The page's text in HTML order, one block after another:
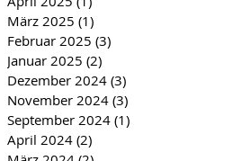
März 2025 (1)
Februar 2025 (3)
Januar 2025 (2)
Dezember 2024 (3)
November 2024 (3)
September 2024 (1)
April 2024 (2)